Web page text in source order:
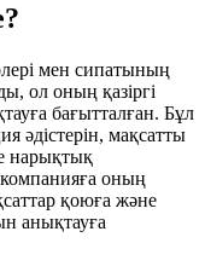
мен сипатының
ол оның қазіргі
бағытталған. Бұл
әдістерін, мақсатты
нарықтық
оның
қоюға және
анықтауға